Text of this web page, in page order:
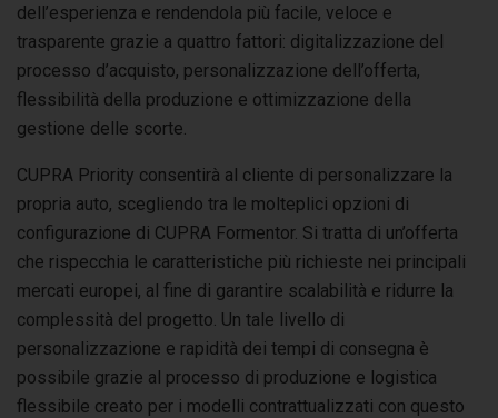
dell’esperienza e rendendola più facile, veloce e
trasparente grazie a quattro fattori: digitalizzazione del
processo d’acquisto, personalizzazione dell’offerta,
flessibilità della produzione e ottimizzazione della
gestione delle scorte.
CUPRA Priority consentirà al cliente di personalizzare la
propria auto, scegliendo tra le molteplici opzioni di
configurazione di CUPRA Formentor. Si tratta di un’offerta
che rispecchia le caratteristiche più richieste nei principali
mercati europei, al fine di garantire scalabilità e ridurre la
complessità del progetto. Un tale livello di
personalizzazione e rapidità dei tempi di consegna è
possibile grazie al processo di produzione e logistica
flessibile creato per i modelli contrattualizzati con questo